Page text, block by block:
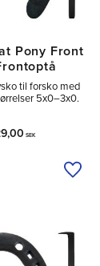
Pony Front
til forsko med
5x0–3x0.
SEK